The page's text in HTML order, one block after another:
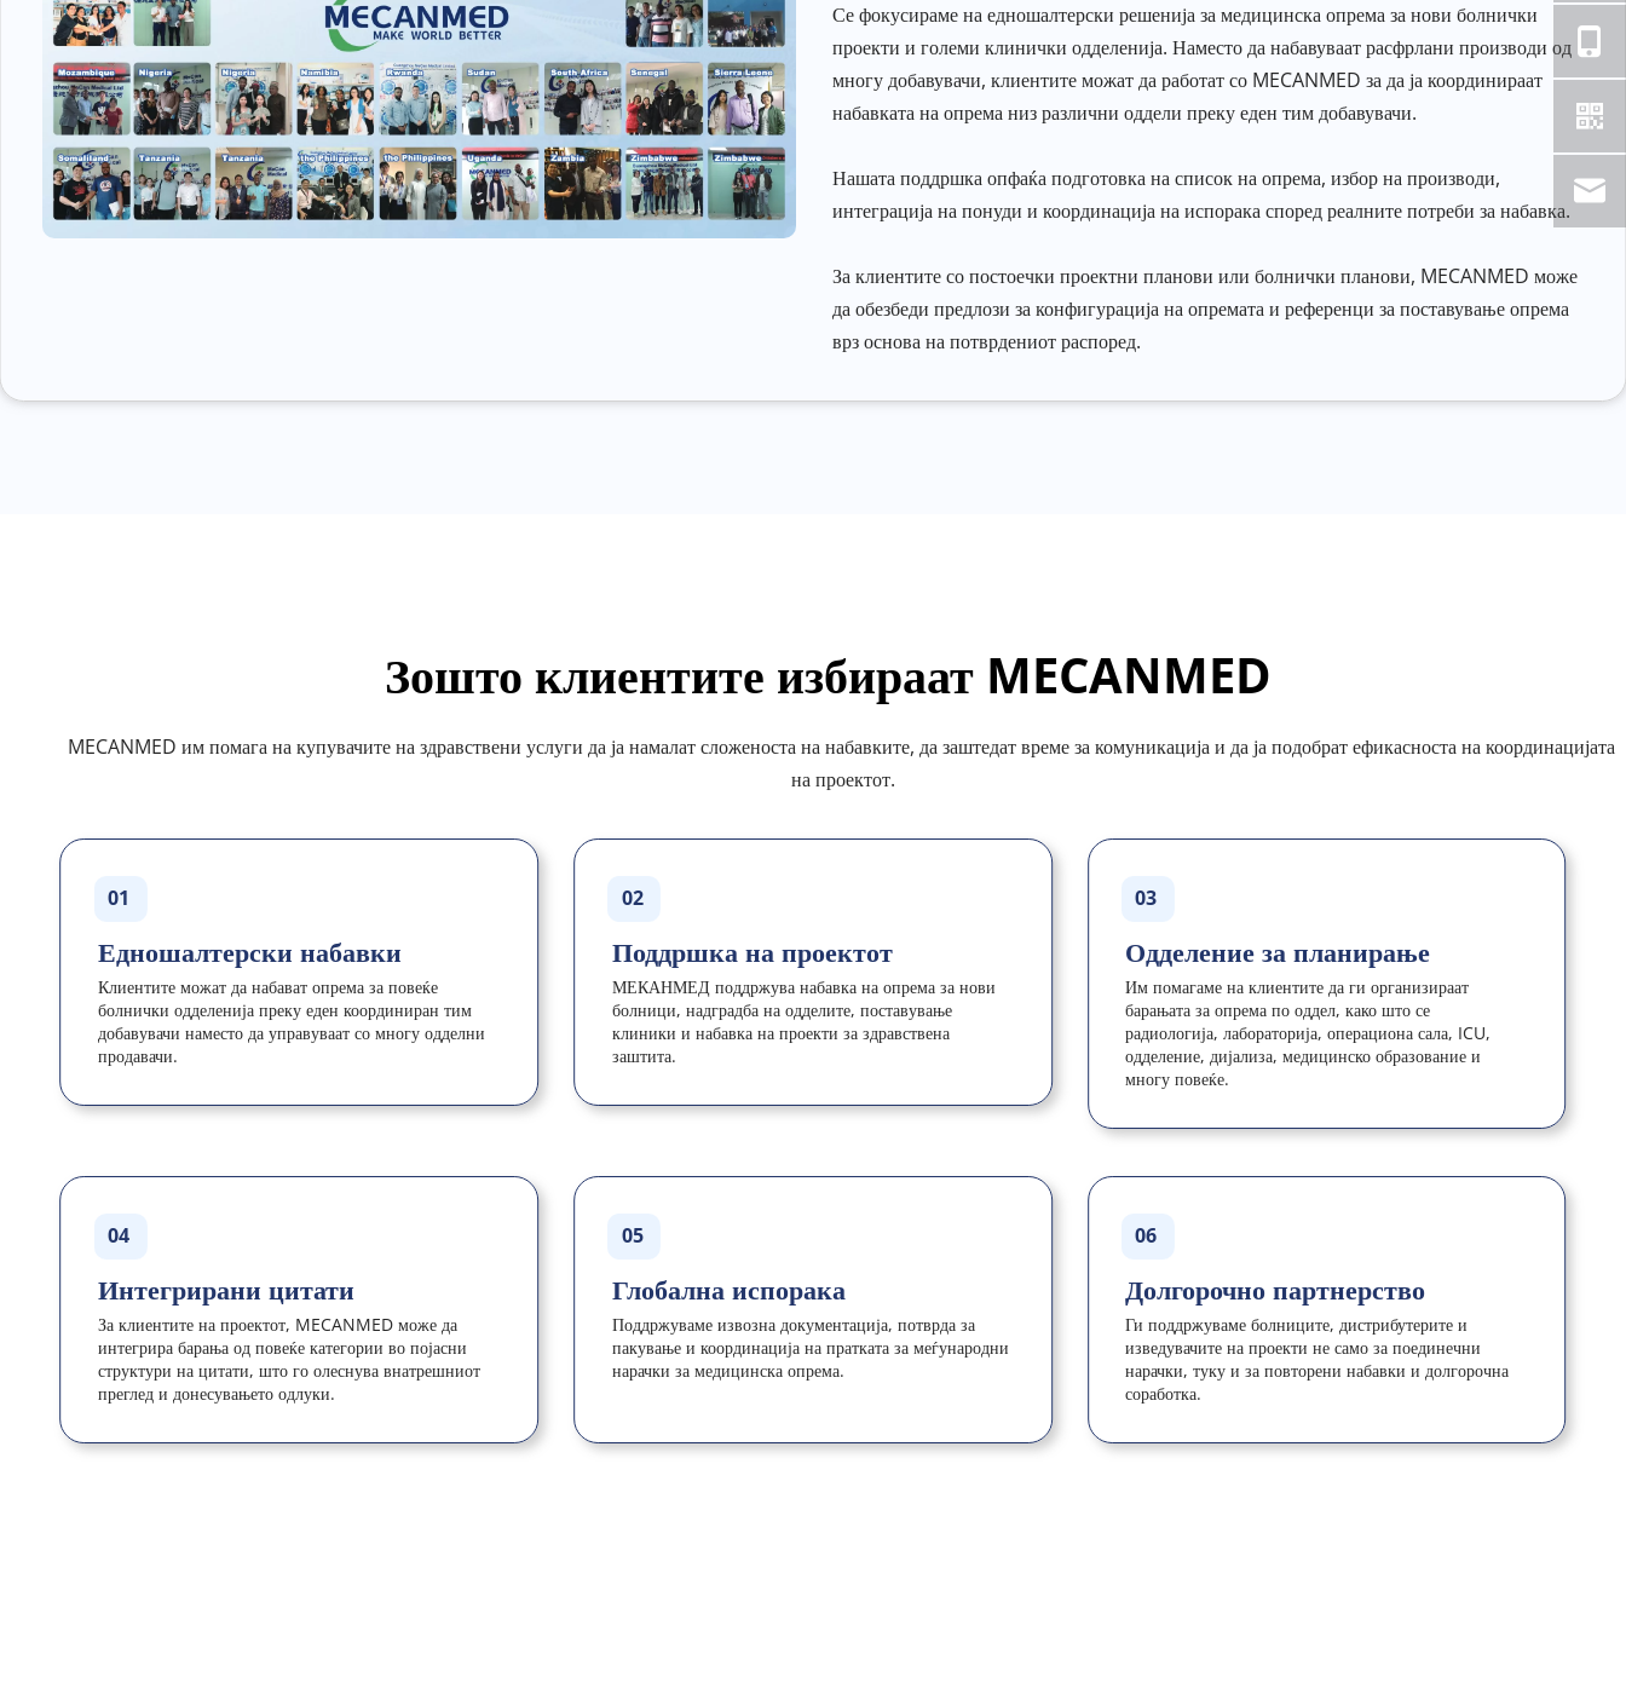
Се фокусираме на едношалтерски решенија за медицинска опрема за нови болнички
проекти и големи клинички одделенија. Наместо да набавуваат расфрлани производи од
многу добавувачи, клиентите можат да работат со MECANMED за да ја координираат
набавката на опрема низ различни оддели преку еден тим добавувачи.
Нашата поддршка опфаќа подготовка на список на опрема, избор на производи,
интеграција на понуди и координација на испорака според реалните потреби за набавка.
За клиентите со постоечки проектни планови или болнички планови, MECANMED може
да обезбеди предлози за конфигурација на опремата и референци за поставување опрема
врз основа на потврдениот распоред.
Зошто клиентите избираат MECANMED
MECANMED им помага на купувачите на здравствени услуги да ја намалат сложеноста на набавките, да заштедат време за комуникација и да ја подобрат ефикасноста на координацијата
на проектот.
01
Едношалтерски набавки
Клиентите можат да набават опрема за повеќе
болнички одделенија преку еден координиран тим
добавувачи наместо да управуваат со многу одделни
продавачи.
02
Поддршка на проектот
МЕКАНМЕД поддржува набавка на опрема за нови
болници, надградба на одделите, поставување
клиники и набавка на проекти за здравствена
заштита.
03
Одделение за планирање
Им помагаме на клиентите да ги организираат
барањата за опрема по оддел, како што се
радиологија, лабораторија, операциона сала, ICU,
одделение, дијализа, медицинско образование и
многу повеќе.
04
Интегрирани цитати
За клиентите на проектот, MECANMED може да
интегрира барања од повеќе категории во појасни
структури на цитати, што го олеснува внатрешниот
преглед и донесувањето одлуки.
05
Глобална испорака
Поддржуваме извозна документација, потврда за
пакување и координација на пратката за меѓународни
нарачки за медицинска опрема.
06
Долгорочно партнерство
Ги поддржуваме болниците, дистрибутерите и
изведувачите на проекти не само за поединечни
нарачки, туку и за повторени набавки и долгорочна
соработка.